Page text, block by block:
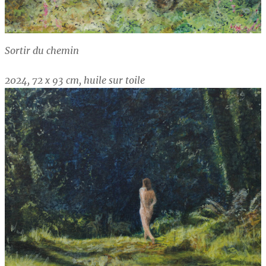
Sortir du chemin
2024, 72 x 93 cm, huile sur toile